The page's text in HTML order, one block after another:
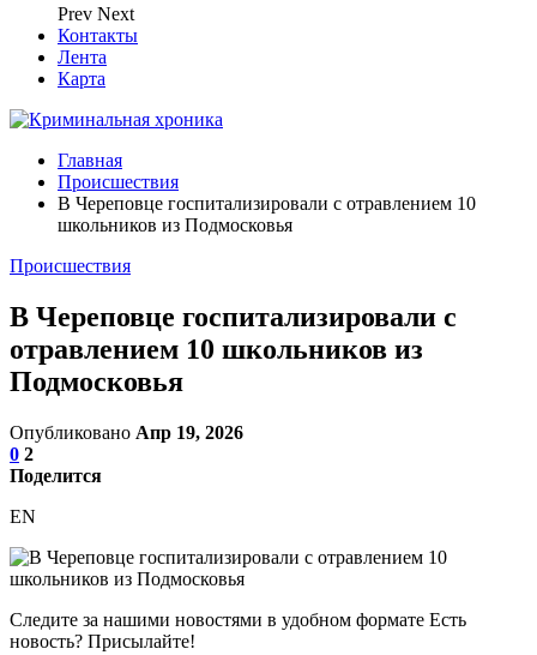
Prev Next
Контакты
Лента
Карта
Главная
Происшествия
В Череповце госпитализировали с отравлением 10
школьников из Подмосковья
Происшествия
В Череповце госпитализировали с
отравлением 10 школьников из
Подмосковья
Опубликовано Апр 19, 2026
0 2
Поделится
EN
Следите за нашими новостями в удобном формате Есть
новость? Присылайте!